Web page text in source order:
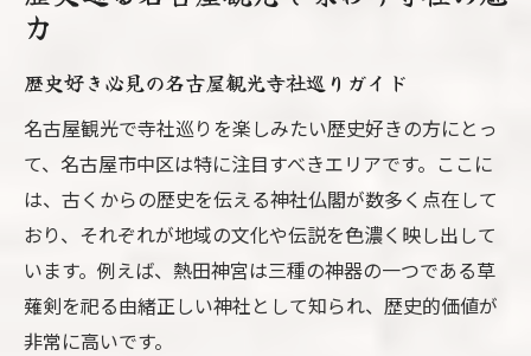
御朱印集めを楽しむ名古屋観光の休日
限定御朱印が人気の名古屋観光寺社紹介
名古屋観光で集めたい御朱印の魅力解説
御朱印巡り初心者に最適な名古屋観光ルー
ト
名古屋観光で出会う御朱印のデザイン比較
パワースポット探訪が叶う寺社巡りの旅路
名古屋観光で行くべき人気パワースポット
力
歴史好き必見の名古屋観光寺社巡りガイド
名古屋観光で寺社巡りを楽しみたい歴史好きの方にとっ
て、名古屋市中区は特に注目すべきエリアです。ここに
は、古くからの歴史を伝える神社仏閣が数多く点在して
おり、それぞれが地域の文化や伝説を色濃く映し出して
います。例えば、熱田神宮は三種の神器の一つである草
薙剣を祀る由緒正しい神社として知られ、歴史的価値が
非常に高いです。